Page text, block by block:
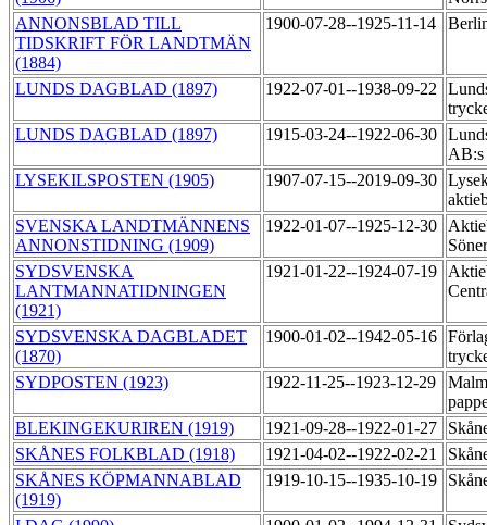
ANNONSBLAD TILL
TIDSKRIFT FÖR LANDTMÄN
(1884)
1900-07-28--1925-11-14
LUNDS DAGBLAD (1897) 1922-07-01--1938-09-22
LUNDS DAGBLAD (1897)
1915-03-24--1922-06-30
LYSEKILSPOSTEN (1905)
1907-07-15--2019-09-30
SVENSKA LANDTMÄNNENS
ANNONSTIDNING (1909)
1922-01-07--1925-12-30
SYDSVENSKA
LANTMANNATIDNINGEN
(1921)
1921-01-22--1924-07-19
SYDSVENSKA DAGBLADET
(1870)
1900-01-02--1942-05-16
SYDPOSTEN (1923)
1922-11-25--1923-12-29
BLEKINGEKURIREN (1919)
1921-09-28--1922-01-27
SKÅNES FOLKBLAD (1918)
1921-04-02--1922-02-21
SKÅNES KÖPMANNABLAD
(1919)
1919-10-15--1935-10-19